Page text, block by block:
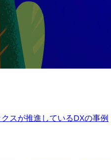
スが推進しているDXの事例